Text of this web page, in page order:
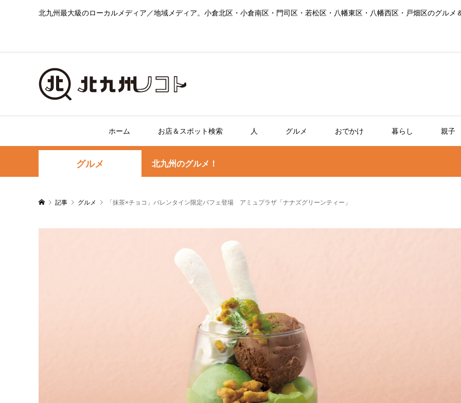
北九州最大級のローカルメディア／地域メディア。小倉北区・小倉南区・門司区・若松区・八幡東区・八幡西区・戸畑区のグル
ホーム お店＆スポット検索 人 グルメ おでかけ 暮らし 親子
グルメ 北九州のグルメ！
記事 グルメ 「抹茶×チョコ」バレンタイン限定パフェ登場 アミュプラザ「ナナズグリーンティー」